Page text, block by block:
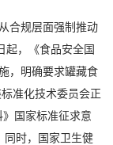
合规层面强制推动
起，《食品安全国
，明确要求罐藏食
准化技术委员会正
国家标准征求意
同时，国家卫生健